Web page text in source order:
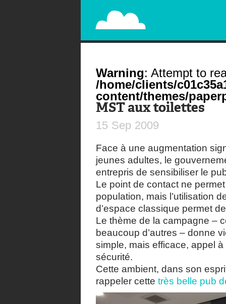
PAPERPLANE
STREET, AMBIENT, GUÉRILLA MARKETING
Warning: Attempt to
/home/clients/
content/themes/
MST aux toilettes
15 Sep 2009
Face à une augmentation
jeunes adultes, le
entrepris de sensibiliser le
Le point de contact ne
population, mais l’utilisation
d’espace classique permet
Le thème de la campagne –
beaucoup d’autres – donne
simple, mais efficace, appel
sécurité.
Cette ambient, dans son
rappeler cette très belle pub